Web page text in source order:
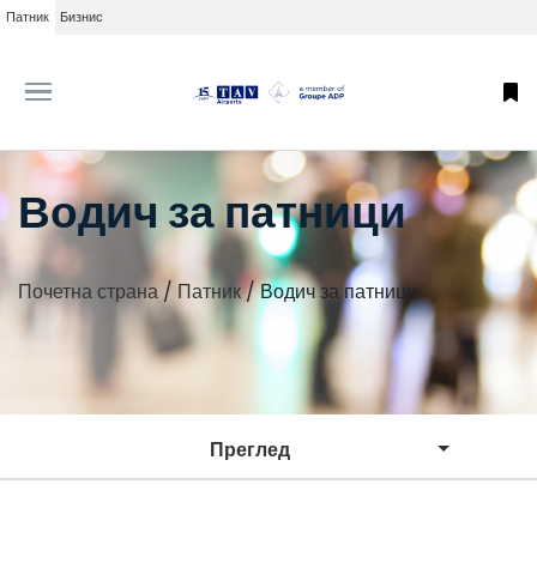
Патник Бизнис
Водич за патници
Почетна страна / Патник/Водич за патници
Преглед